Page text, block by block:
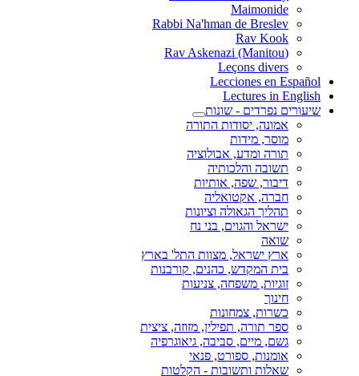
Maimonide
Rabbi Na'hman de Breslev
Rav Kook
(Rav Askenazi (Manitou
Leçons divers
Lecciones en Español
Lectures in English
שיעורים נפרדים - שונות
אמונה, יסודות התורה
מוסר, מידות
תורה ומדע, אבולוציה
תשובה והלכותיה
דיבור, שפה, אותיות
חברה, אקטואליה
תהליך הגאולה וציונות
ישראל והגוים, בני נח
שואה
ארץ ישראל, מצוות התל' בארץ
בית המקדש, כהנים, קורבנות
זוגיות, משפחה, צניעות
חינוך
כשרות, צמחונות
ספר תורה, תפילין, מזוזה, ציצית
גשם, מיים, סביבה, גיאוגרפיה
אומנות, ספורט, פנאי
שאלות ותשובות - הקלטות